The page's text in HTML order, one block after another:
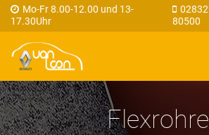
Mo-Fr 8.00-12.00 und 13-
17.30Uhr
02832
80500
Flexrohre